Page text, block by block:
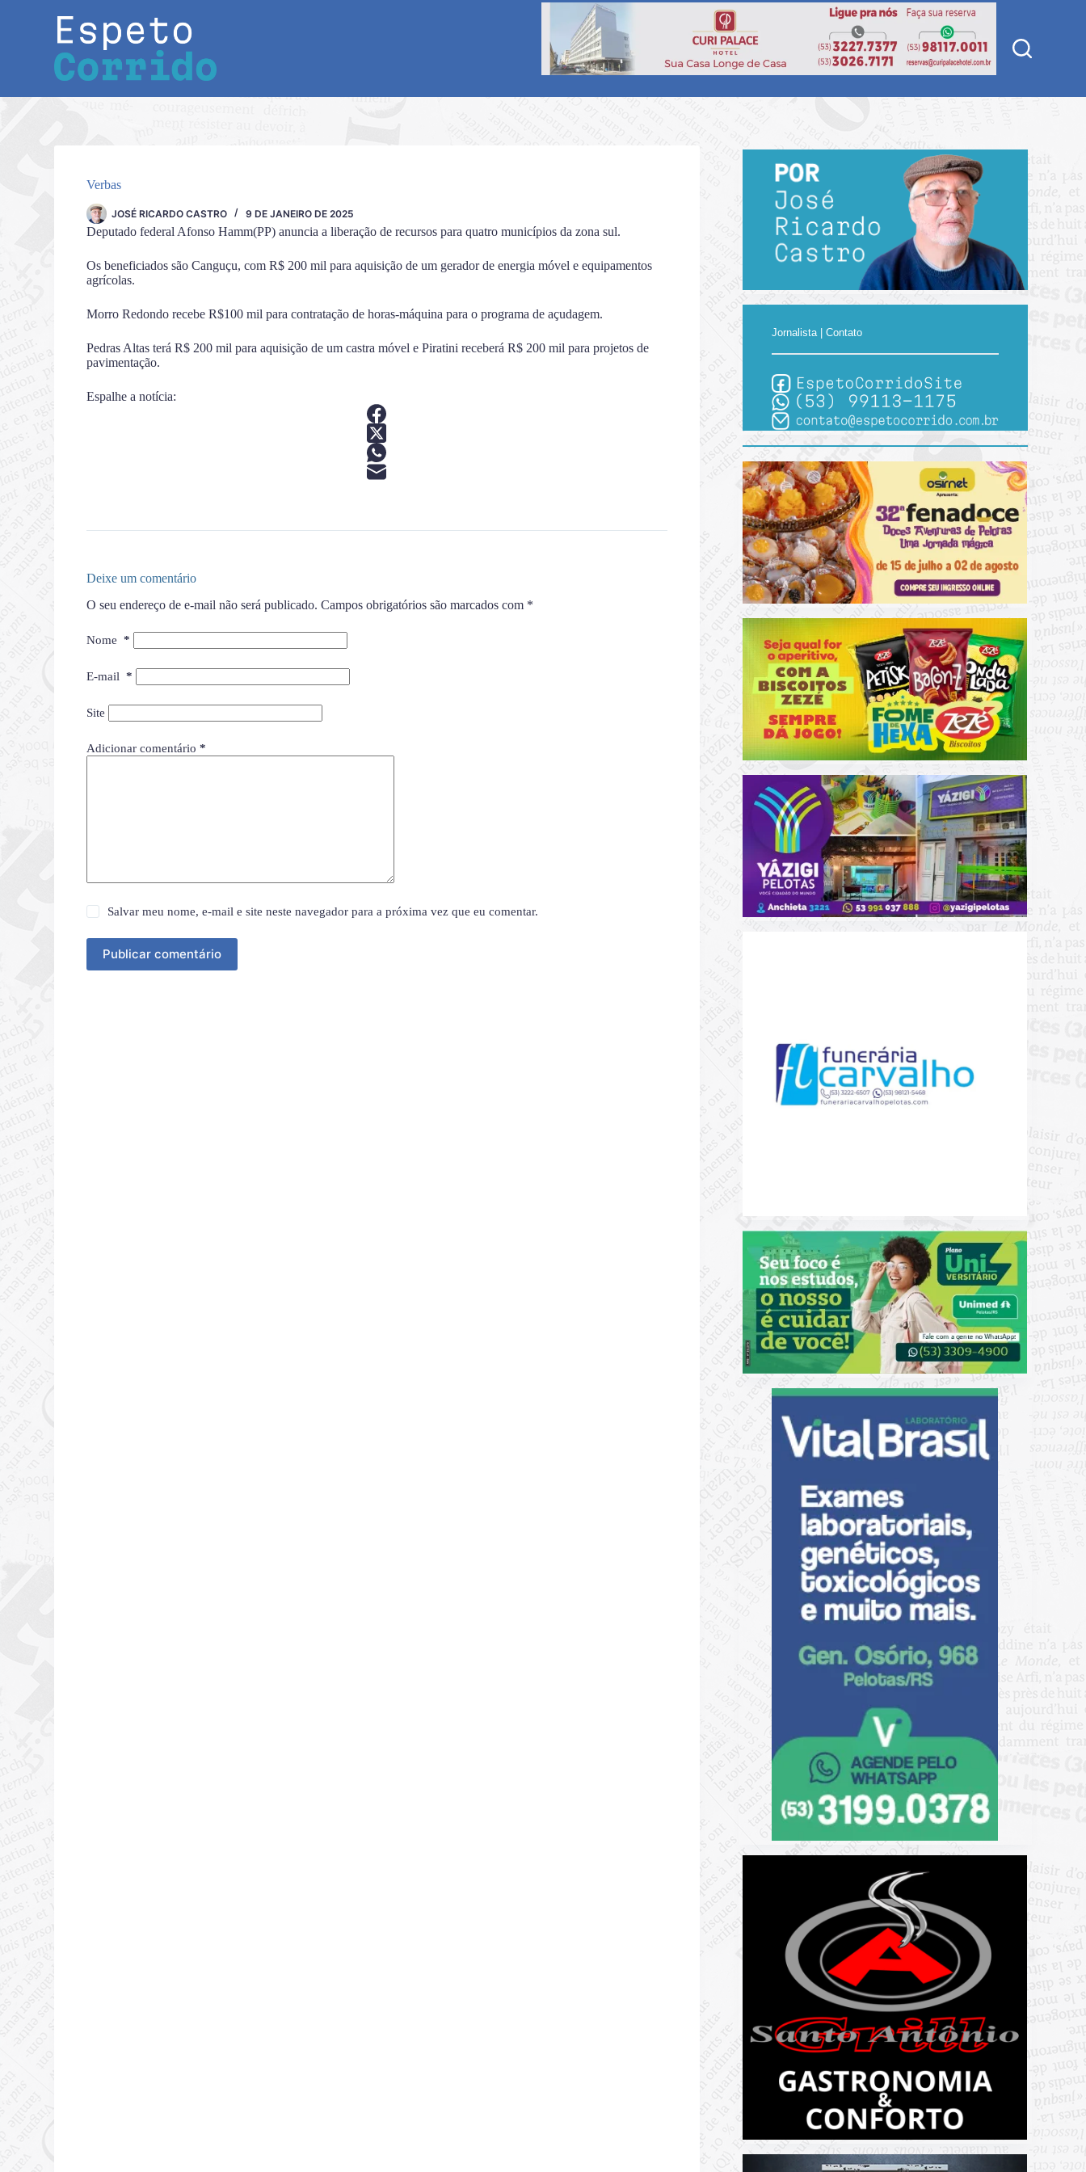
Verbas
JOSÉ RICARDO CASTRO 9 DE JANEIRO DE 2025
Deputado federal Afonso Hamm(PP) anuncia a liberação de recursos para quatro municípios da zona sul.
Os beneficiados são Canguçu, com R$ 200 mil para aquisição de um gerador de energia móvel e equipamentos
agrícolas.
Morro Redondo recebe R$100 mil para contratação de horas-máquina para o programa de açudagem.
Pedras Altas terá R$ 200 mil para aquisição de um castra móvel e Piratini receberá R$ 200 mil para projetos de
pavimentação.
Espalhe a notícia:
Deixe um comentário
O seu endereço de e-mail não será publicado. Campos obrigatórios são marcados com *
Nome *
E-mail *
Site
Adicionar comentário *
Salvar meu nome, e-mail e site neste navegador para a próxima vez que eu comentar.
Publicar comentário
Jornalista | Contato